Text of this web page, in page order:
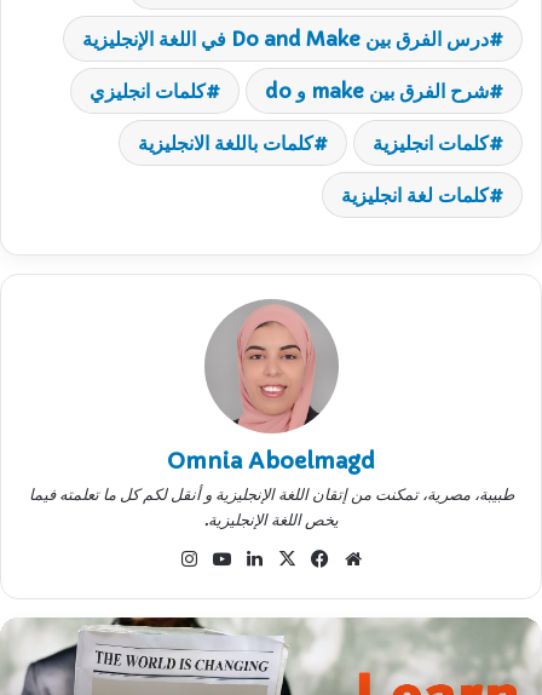
درس الفرق بين Do and Make في اللغة الإنجليزية
شرح الفرق بين make و do كلمات انجليزي
كلمات انجليزية كلمات باللغة الانجليزية
كلمات لغة انجليزية
Omnia Aboelmagd
طبيبة، مصرية، تمكنت من إتقان اللغة الإنجليزية و أنقل لكم كل ما تعلمته فيما
يخص اللغة الإنجليزية.
موقع
فيسبوك
‫X لينكدإن‫YouTube